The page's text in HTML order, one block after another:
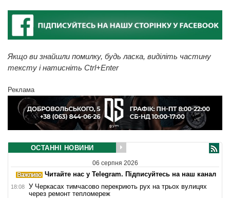
Якщо ви знайшли помилку, будь ласка, виділіть частину
тексту і натисніть Ctrl+Enter
Реклама
ОСТАННІ НОВИНИ
06 серпня 2026
Читайте нас у Telegram. Підписуйтесь на наш канал
18:08
У Черкасах тимчасово перекриють рух на трьох вулицях
через ремонт тепломереж